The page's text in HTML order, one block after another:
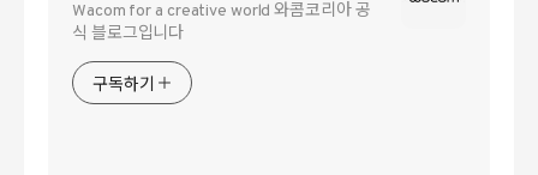
Wacom for a creative world 와콤코리아 공
식 블로그입니다
구독하기